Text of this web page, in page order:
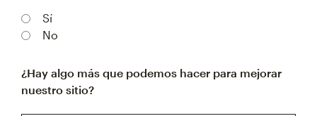
Sí
No
¿Hay algo más que podemos hacer para mejorar
nuestro sitio?